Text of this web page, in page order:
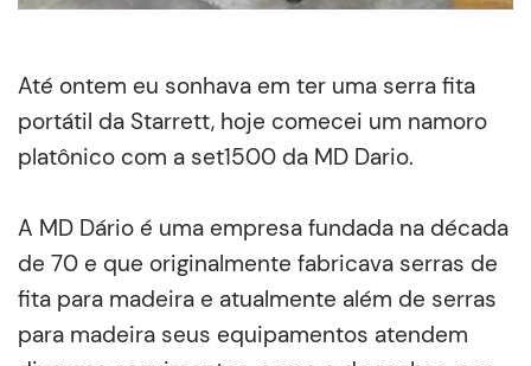
Até ontem eu sonhava em ter uma serra fita
portátil da Starrett, hoje comecei um namoro
platônico com a set1500 da MD Dario.
A MD Dário é uma empresa fundada na década
de 70 e que originalmente fabricava serras de
fita para madeira e atualmente além de serras
para madeira seus equipamentos atendem